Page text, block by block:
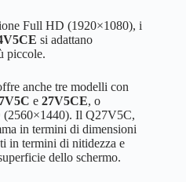
Full HD (1920×1080), i
si adattano
piccole.
anche tre modelli con
e 27V5CE, o
Il Q27V5C,
in termini di dimensioni
in termini di nitidezza e
dello schermo.